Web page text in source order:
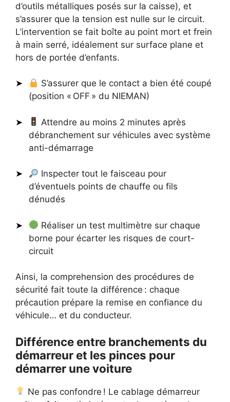
d’outils métalliques posés sur la caisse), et
s’assurer que la tension est nulle sur le circuit.
L’intervention se fait boîte au point mort et frein
à main serré, idéalement sur surface plane et
hors de portée d’enfants.
S’assurer que le contact a bien été coupé
(position « OFF » du NIEMAN)
Attendre au moins 2 minutes après
débranchement sur véhicules avec système
anti-démarrage
Inspecter tout le faisceau pour
d’éventuels points de chauffe ou fils
dénudés
Réaliser un test multimètre sur chaque
borne pour écarter les risques de court-
circuit
Ainsi, la comprehension des procédures de
sécurité fait toute la différence : chaque
précaution prépare la remise en confiance du
véhicule… et du conducteur.
Différence entre branchements du
démarreur et les pinces pour
démarrer une voiture
Ne pas confondre ! Le cablage démarreur